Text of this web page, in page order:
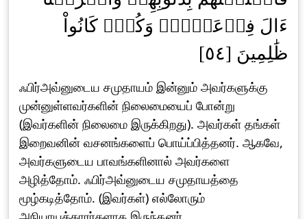
ءَالَ فِرۡعَوۡنَۚ وَكُلّٞ كَانُواْ
ظَٰلِمِينَ [٥٤]
ஃபிர்அவ்னுடைய சமுதாயம் இன்னும் அவர்களுக்கு
முன்னுள்ளவர்களின் நிலைமையைப் போன்று
(இவர்களின் நிலைமை இருக்கிறது). அவர்கள் தங்கள்
இறைவனின் வசனங்களைப் பொய்ப்பித்தனர். ஆகவே,
அவர்களுடைய பாவங்களினால் அவர்களை
அழித்தோம். ஃபிர்அவ்னுடைய சமுதாயத்தை
மூழ்கடித்தோம். (இவர்கள்) எல்லோரும்